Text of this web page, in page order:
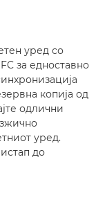
уред со
за едноставно
копија од
одлични
уред.
до